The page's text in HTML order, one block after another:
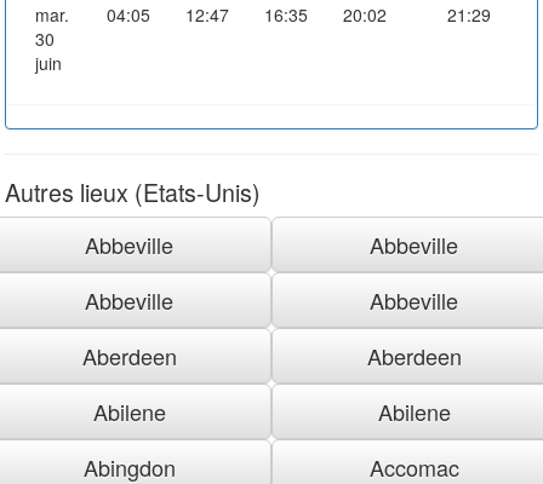
mar.
30
juin
04:05 12:47 16:35 20:02 21:29
Autres lieux (Etats-Unis)
Abbeville
Abbeville
Abbeville
Abbeville
Aberdeen
Aberdeen
Abilene
Abilene
Abingdon
Accomac